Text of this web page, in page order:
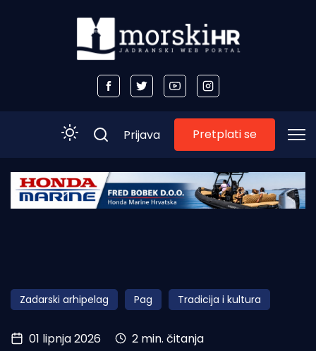
Početna
Obala
Otoci
Turizam i nautika
Prijava Pretplati se
Zadarski arhipelag Pag Tradicija i kultura
01 lipnja 2026 2 min. čitanja